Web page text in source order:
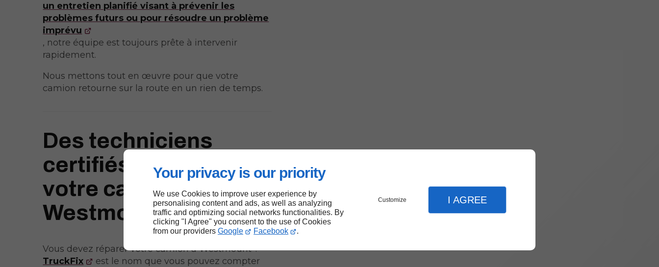
Your privacy is our priority
We use Cookies to improve user experience by
personalising content and ads, as well as analyzing
traffic and optimizing social networks functionalities. By
clicking "I Agree" you consent to the use of Cookies
from our providers Google Facebook .
Customize I AGREE
un entretien planifié visant à prévenir les
problèmes futurs ou pour résoudre un problème
imprévu
, notre équipe est toujours prête à intervenir
rapidement.
Nous mettons tout en œuvre pour que votre
camion retourne sur la route en un rien de temps.
Des techniciens
certifiés pour réparer
votre camion à
Westmount
Vous devez réparer votre camion à Westmount ?
TruckFix
est le nom que vous pouvez compter